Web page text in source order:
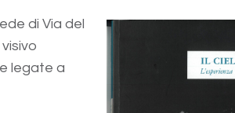
di Via del
legate a